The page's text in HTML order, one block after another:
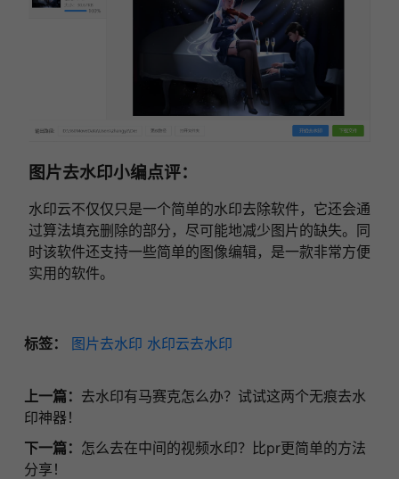
图片去水印小编点评：
水印云不仅仅只是一个简单的水印去除软件，它还会通
过算法填充删除的部分，尽可能地减少图片的缺失。同
时该软件还支持一些简单的图像编辑，是一款非常方便
实用的软件。
标签： 图片去水印 水印云去水印
上一篇： 去水印有马赛克怎么办？试试这两个无痕去水
印神器！
下一篇： 怎么去在中间的视频水印？比pr更简单的方法
分享！